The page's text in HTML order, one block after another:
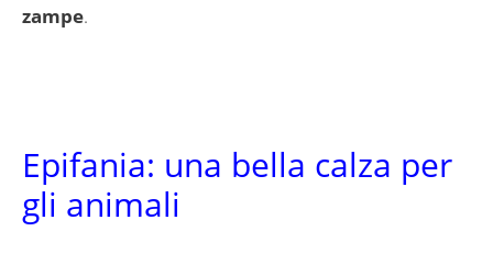
zampe.
Epifania: una bella calza per
gli animali